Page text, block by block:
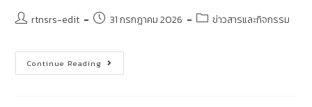
rtnsrs-edit 31 กรกฎาคม 2026 ข่าวสารและกิจกรรม
Continue Reading